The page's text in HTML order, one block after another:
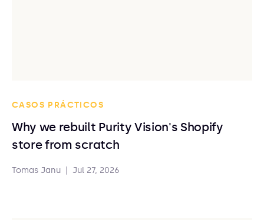
CASOS PRÁCTICOS
Why we rebuilt Purity Vision's Shopify
store from scratch
Tomas Janu Jul 27, 2026